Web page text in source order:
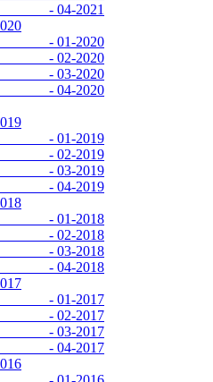
2021
2020
2020
2020
2020
2019
2019
2019
2019
2018
2018
2018
2018
2017
2017
2017
2017